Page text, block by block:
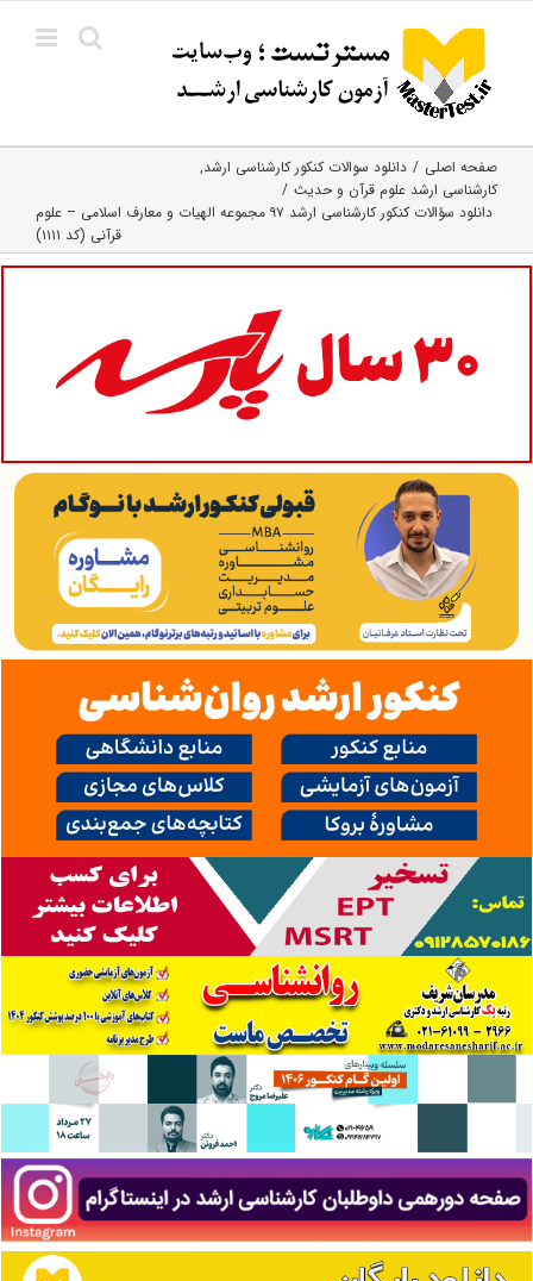
content
صفحه اصلی
دانلود سوالات کنکور کارشناسی ارشد
کارشناسی ارشد علوم قرآن و حدیث
دانلود سؤالات کنکور کارشناسی ارشد ۹۷ مجموعه الهیات و معارف اسلامی – علوم
قرآنی (کد ۱۱۱۱)